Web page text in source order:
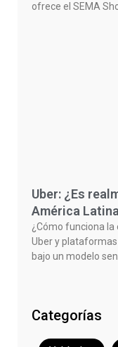
ofrece el SEMA
Uber: ¿Es
América
¿Cómo funciona
Uber y
bajo un modelo
Categorías